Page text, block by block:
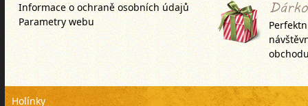
Informace o ochraně osobních údajů
Parametry webu
Holínky